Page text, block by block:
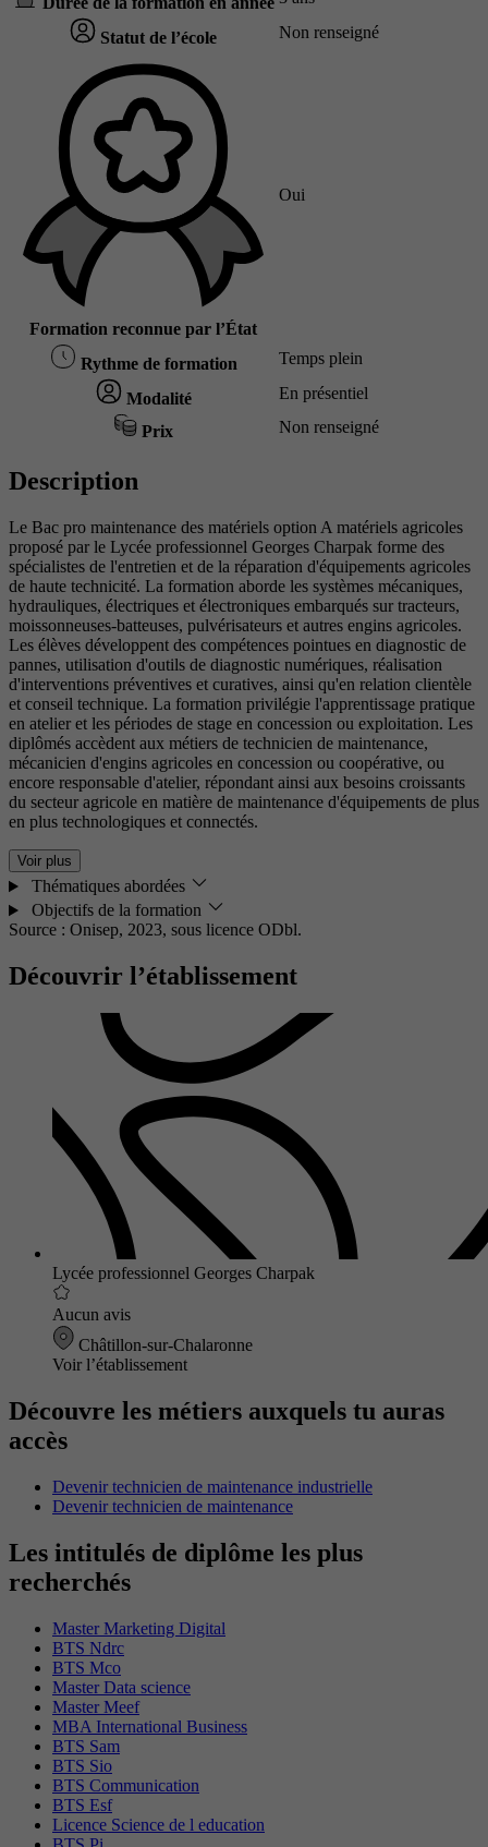
Statut de l’école Non renseigné
Formation reconnue par l’État
Oui
Rythme de formation Temps plein
Modalité En présentiel
Prix Non renseigné
Description
Le Bac pro maintenance des matériels option A matériels agricoles
proposé par le Lycée professionnel Georges Charpak forme des
spécialistes de l'entretien et de la réparation d'équipements agricoles
de haute technicité. La formation aborde les systèmes mécaniques,
hydrauliques, électriques et électroniques embarqués sur tracteurs,
moissonneuses-batteuses, pulvérisateurs et autres engins agricoles.
Les élèves développent des compétences pointues en diagnostic de
pannes, utilisation d'outils de diagnostic numériques, réalisation
d'interventions préventives et curatives, ainsi qu'en relation clientèle
et conseil technique. La formation privilégie l'apprentissage pratique
en atelier et les périodes de stage en concession ou exploitation. Les
diplômés accèdent aux métiers de technicien de maintenance,
mécanicien d'engins agricoles en concession ou coopérative, ou
encore responsable d'atelier, répondant ainsi aux besoins croissants
du secteur agricole en matière de maintenance d'équipements de plus
en plus technologiques et connectés.
Voir plus
Thématiques abordées
Objectifs de la formation
Source : Onisep, 2023, sous licence ODbl.
Découvrir l’établissement
Lycée professionnel Georges Charpak
Aucun avis
Châtillon-sur-Chalaronne
Voir l’établissement
Découvre les métiers auxquels tu auras
accès
Devenir technicien de maintenance industrielle
Devenir technicien de maintenance
Les intitulés de diplôme les plus
recherchés
Master Marketing Digital
BTS Ndrc
BTS Mco
Master Data science
Master Meef
MBA International Business
BTS Sam
BTS Sio
BTS Communication
BTS Esf
Licence Science de l education